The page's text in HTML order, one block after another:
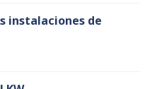
instalaciones de